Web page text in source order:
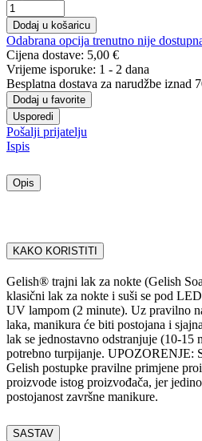
Dodaj u košaricu
Odabrana opcija trenutno nije
Cijena dostave: 5,00 €
Vrijeme isporuke: 1 - 2 dana
Besplatna dostava za narudžbe iznad
Dodaj u favorite
Usporedi
Pošalji prijatelju
Ispis
Opis
KAKO KORISTITI
Gelish® trajni lak za nokte (Gelish
klasični lak za nokte i suši se pod
UV lampom (2 minute). Uz pravilno
laka, manikura će biti postojana i
lak se jednostavno odstranjuje (10-15
potrebno turpijanje. UPOZORENJE:
Gelish postupke pravilne primjene
proizvode istog proizvođača, jer
postojanost završne manikure.
SASTAV